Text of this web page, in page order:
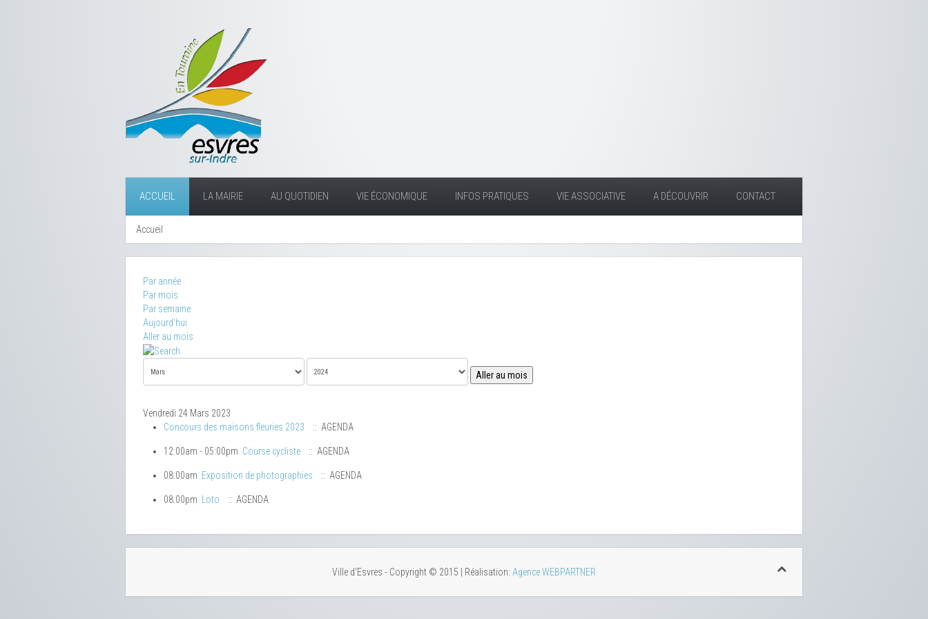
ACCUEIL LA MAIRIE AU QUOTIDIEN VIE ÉCONOMIQUE INFOS PRATIQUES VIE ASSOCIATIVE A DÉCOUVRIR CONTACT
Accueil
Par année
Par mois
Par semaine
Aujourd'hui
Aller au mois
Aller au mois
Vendredi 24 Mars 2023
Concours des maisons fleuries 2023
:: AGENDA
12:00am - 05:00pm Course cycliste :: AGENDA
08:00am Exposition de photographies :: AGENDA
08:00pm Loto :: AGENDA
Ville d'Esvres - Copyright © 2015 | Réalisation: Agence WEBPARTNER